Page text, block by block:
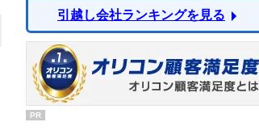
引越し会社ランキングを見る
PR